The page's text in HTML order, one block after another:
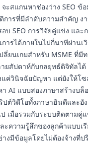
ะสแกนหาช่องว่าง SEO ข้
การที่มีลำดับความสำคัญ งา
บ SEO การวิจัยคู่แข่ง และ
ารได้ภายในไม่กี่นาทีผ่านเ
ลี่ยนเกมสำหรับ MSME ที่มี
ยสัปดาห์กับกลยุทธ์ดิจิทัลได้
แค่วินิจฉัยปัญหา แต่ยังให้โ
า AI แบบสองภาษาสร้างบ
ปต์วิดีโอทั้งภาษาฮินดีและอั
เมื่อรวมกับระบบติดตามคู่
ความรู้สึกของลูกค้าแบบเรี
งมีข้อมูลโดยไม่ต้องจ้างที่ป